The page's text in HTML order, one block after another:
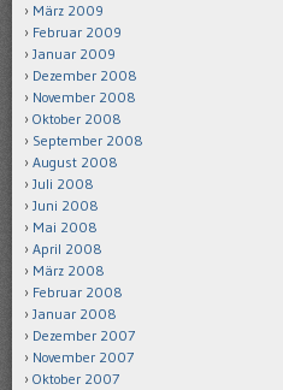
März 2009
Februar 2009
Januar 2009
Dezember 2008
November 2008
Oktober 2008
September 2008
August 2008
Juli 2008
Juni 2008
Mai 2008
April 2008
März 2008
Februar 2008
Januar 2008
Dezember 2007
November 2007
Oktober 2007